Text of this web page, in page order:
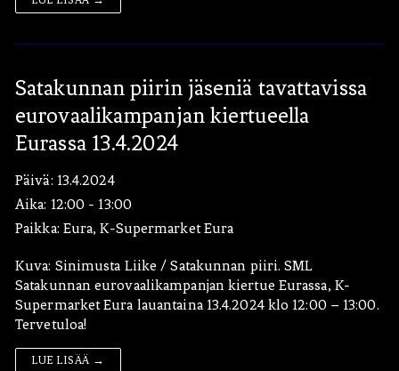
Satakunnan piirin jäseniä tavattavissa
eurovaalikampanjan kiertueella
Eurassa 13.4.2024
Päivä: 13.4.2024
Aika: 12:00 - 13:00
Paikka: Eura, K-Supermarket Eura
Kuva: Sinimusta Liike / Satakunnan piiri. SML
Satakunnan eurovaalikampanjan kiertue Eurassa, K-
Supermarket Eura lauantaina 13.4.2024 klo 12:00 – 13:00.
Tervetuloa!
LUE LISÄÄ →